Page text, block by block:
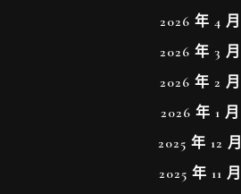
2026 年 4 月
2026 年 3 月
2026 年 2 月
2026 年 1 月
2025 年 12 月
2025 年 11 月